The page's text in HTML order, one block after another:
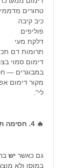
טחורים
כיב קיבה
פוליפים
דלקת מעי
תרומות דם
דימום סמוי
במבוגרים —
מקור דימום
לי".
🔥 4. חסימה תפקודית של ברזל (דלקת והפצידין)
גם כאשר יש
במוסן ולא